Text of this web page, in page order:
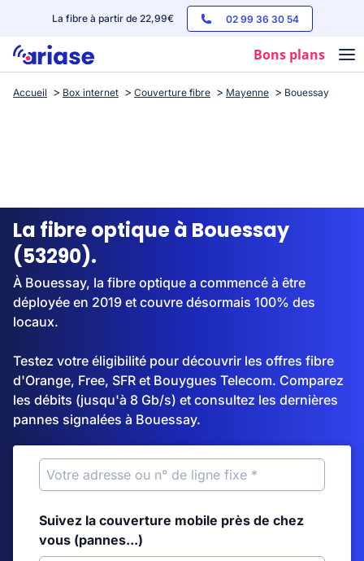
La fibre à partir de 22,99€ 02 99 36 30 54
Bons plans
Box internet
Streaming
Accueil Box internet Couverture fibre Mayenne Bouessay
La fibre optique à Bouessay
(53290).
À Bouessay, la fibre optique a commencé à être
déployée en 2019 et couvre désormais 100% des
locaux.
Testez votre éligibilité pour découvrir les offres fibre
d'Orange, Free, SFR et Bouygues Telecom. Comparez
les débits (jusqu'à 8 Gb/s) et consultez les dernières
pannes signalées à Bouessay.
Suivez la couverture mobile près de chez
vous (pannes...)